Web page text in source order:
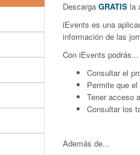
Descarga GRATISla
iEvents es una
información de las
Con iEvents podrás...
Consultar el
Permite que
Tener acceso
Consultar los
Además de...